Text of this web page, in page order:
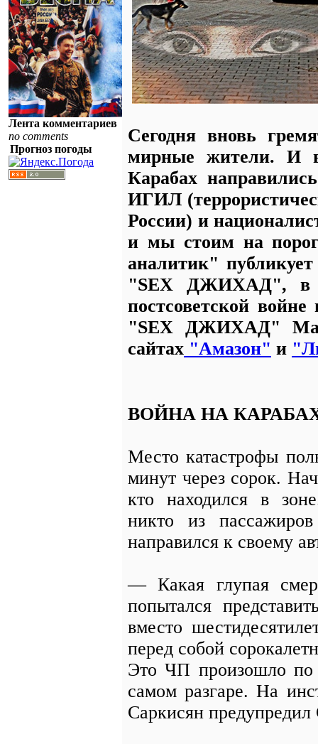
Лента комментариев
no comments
Прогноз погоды
Сегодня вновь
мирные жители. И
Карабах
ИГИЛ
России) и
и мы стоим на
аналитик"
"SEX ДЖИХАД", в
постсоветской
"SEX ДЖИХАД"
сайтах "Амазон" и
ВОЙНА НА
Место катастрофы
минут через сорок.
кто находился в
никто из
направился к своему
— Какая глупая
попытался
вместо
перед собой
Это ЧП произошло по
самом разгаре. На
Саркисян предупредил